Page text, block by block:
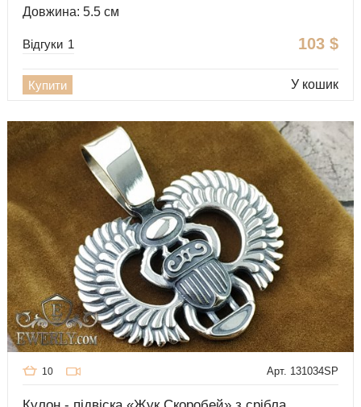
Довжина: 5.5 см
103 $
Відгуки 1
Купити У кошик
Арт. 131034SP
10